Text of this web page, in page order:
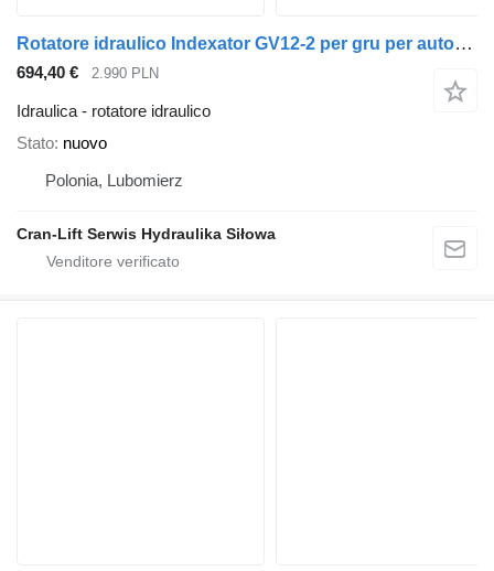
Rotatore idraulico Indexator GV12-2 per gru per autocarro
694,40 € 2.990 PLN
Idraulica - rotatore idraulico
Stato nuovo
Polonia, Lubomierz
Cran-Lift Serwis Hydraulika Siłowa